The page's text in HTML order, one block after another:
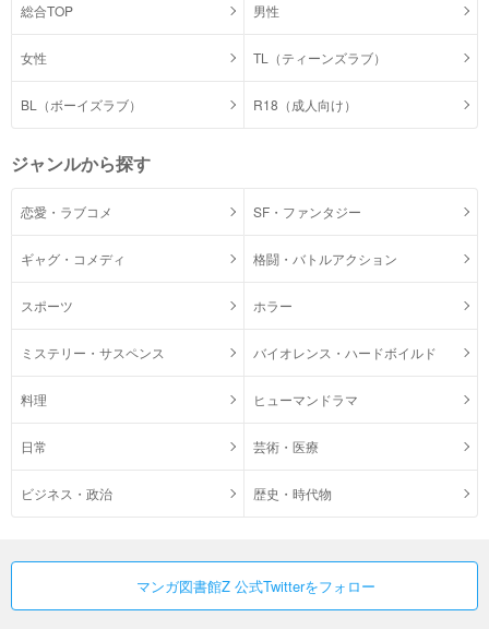
総合TOP 男性
女性 TL（ティーンズラブ）
BL（ボーイズラブ） R18（成人向け）
ジャンルから探す
恋愛・ラブコメ SF・ファンタジー
ギャグ・コメディ 格闘・バトルアクション
スポーツ ホラー
ミステリー・サスペンス バイオレンス・ハードボイルド
料理 ヒューマンドラマ
日常 芸術・医療
ビジネス・政治 歴史・時代物
マンガ図書館Z 公式Twitterをフォロー